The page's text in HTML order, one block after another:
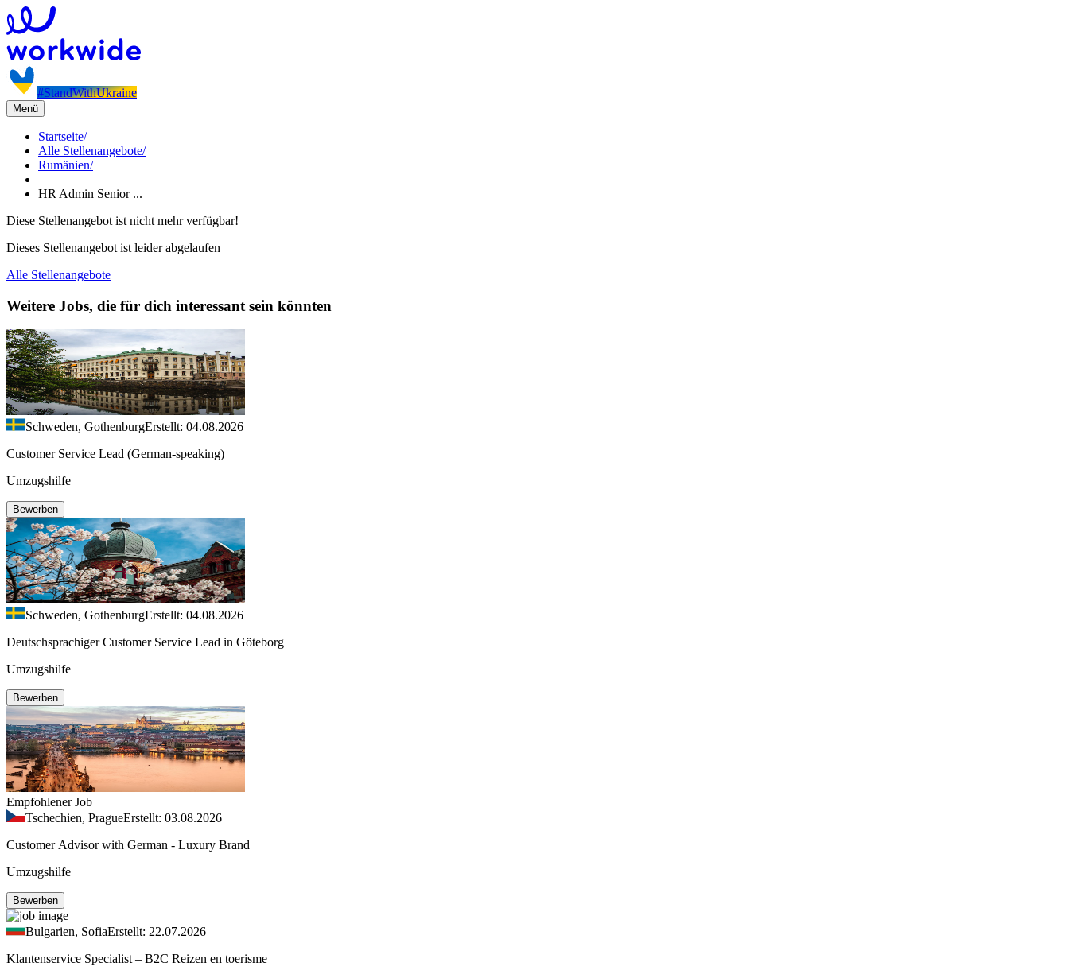
#StandWithUkraine
Menü
Startseite/
Alle Stellenangebote/
Rumänien/
HR Admin Senior ...
Diese Stellenangebot ist nicht mehr verfügbar!
Dieses Stellenangebot ist leider abgelaufen
Alle Stellenangebote
Weitere Jobs, die für dich interessant sein könnten
Schweden, GothenburgErstellt: 04.08.2026
Customer Service Lead (German-speaking)
Umzugshilfe
Bewerben
Schweden, GothenburgErstellt: 04.08.2026
Deutschsprachiger Customer Service Lead in Göteborg
Umzugshilfe
Bewerben
Empfohlener Job
Tschechien, PragueErstellt: 03.08.2026
Customer Advisor with German - Luxury Brand
Umzugshilfe
Bewerben
Bulgarien, SofiaErstellt: 22.07.2026
Klantenservice Specialist – B2C Reizen en toerisme